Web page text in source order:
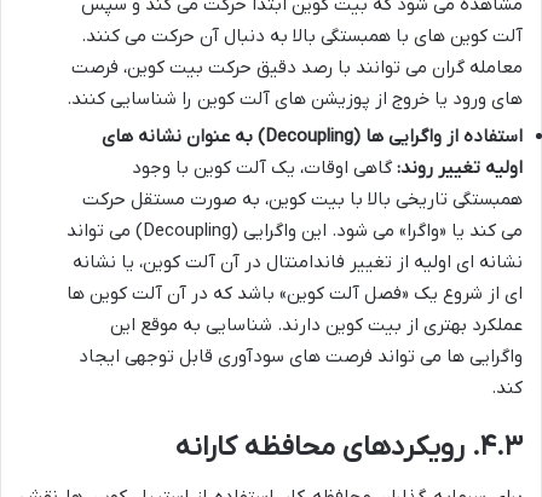
مشاهده می شود که بیت کوین ابتدا حرکت می کند و سپس
آلت کوین های با همبستگی بالا به دنبال آن حرکت می کنند.
معامله گران می توانند با رصد دقیق حرکت بیت کوین، فرصت
های ورود یا خروج از پوزیشن های آلت کوین را شناسایی کنند.
استفاده از واگرایی ها (Decoupling) به عنوان نشانه های
اولیه تغییر روند: گاهی اوقات، یک آلت کوین با وجود
همبستگی تاریخی بالا با بیت کوین، به صورت مستقل حرکت
می کند یا «واگرا» می شود. این واگرایی (Decoupling) می تواند
نشانه ای اولیه از تغییر فاندامنتال در آن آلت کوین، یا نشانه
ای از شروع یک «فصل آلت کوین» باشد که در آن آلت کوین ها
عملکرد بهتری از بیت کوین دارند. شناسایی به موقع این
واگرایی ها می تواند فرصت های سودآوری قابل توجهی ایجاد
کند.
۴.۳. رویکردهای محافظه کارانه